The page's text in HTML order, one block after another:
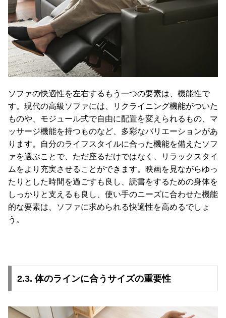
ソファの快適性を左右するもう一つの要素は、機能性で
す。現代の高級ソファには、リクライニング機能がついた
ものや、モジュール式で自由に配置を変えられるもの、マ
ッサージ機能を持つものなど、多彩なバリエーションがあ
ります。自分のライフスタイルに合った機能を備えたソフ
ァを選ぶことで、ただ座るだけではなく、リラックスタイ
ムをより充実させることができます。映画を見ながらゆっ
たりとした時間を過ごすも良し、読書をするための身体を
しっかりと支えるも良し、使い手のニーズに合わせた機能
的な要素は、ソファに求められる快適性を高めるでしょ
う。
2.3. 体のラインに合うサイズの重要性